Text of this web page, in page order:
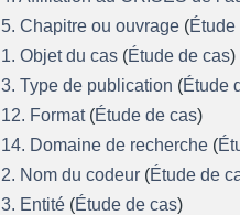
5. Chapitre ou ouvrage (
1. Objet du cas (Étude de cas)
3. Type de publication (Étude
12. Format (Étude de cas)
14. Domaine de recherche (
2. Nom du codeur (Étude de
3. Entité (Étude de cas)